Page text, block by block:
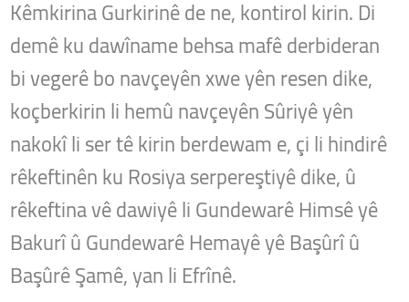
Kêmkirina Gurkirinê de ne, kontirol kirin. Di
demê ku dawîname behsa mafê derbideran
bi vegerê bo navçeyên xwe yên resen dike,
koçberkirin li hemû navçeyên Sûriyê yên
nakokî li ser tê kirin berdewam e, çi li hindirê
rêkeftinên ku Rosiya serpereştiyê dike, û
rêkeftina vê dawiyê li Gundewarê Himsê yê
Bakurî û Gundewarê Hemayê yê Başûrî û
Başûrê Şamê, yan li Efrînê.